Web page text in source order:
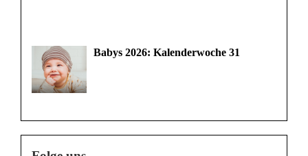
Babys 2026: Kalenderwoche 31